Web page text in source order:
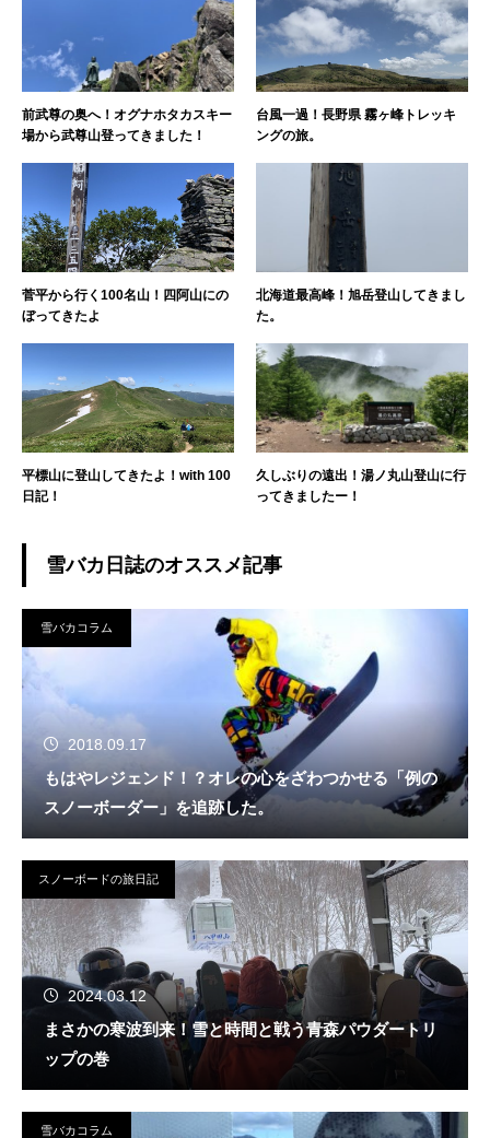
前武尊の奥へ！オグナホタカスキー
場から武尊山登ってきました！
台風一過！長野県 霧ヶ峰トレッキ
ングの旅。
菅平から行く100名山！四阿山にの
ぼってきたよ
北海道最高峰！旭岳登山してきまし
た。
平標山に登山してきたよ！with 100
日記！
久しぶりの遠出！湯ノ丸山登山に行
ってきましたー！
雪バカ日誌のオススメ記事
雪バカコラム
2018.09.17
もはやレジェンド！？オレの心をざわつかせる「例の
スノーボーダー」を追跡した。
スノーボードの旅日記
2024.03.12
まさかの寒波到来！雪と時間と戦う青森パウダートリ
ップの巻
雪バカコラム